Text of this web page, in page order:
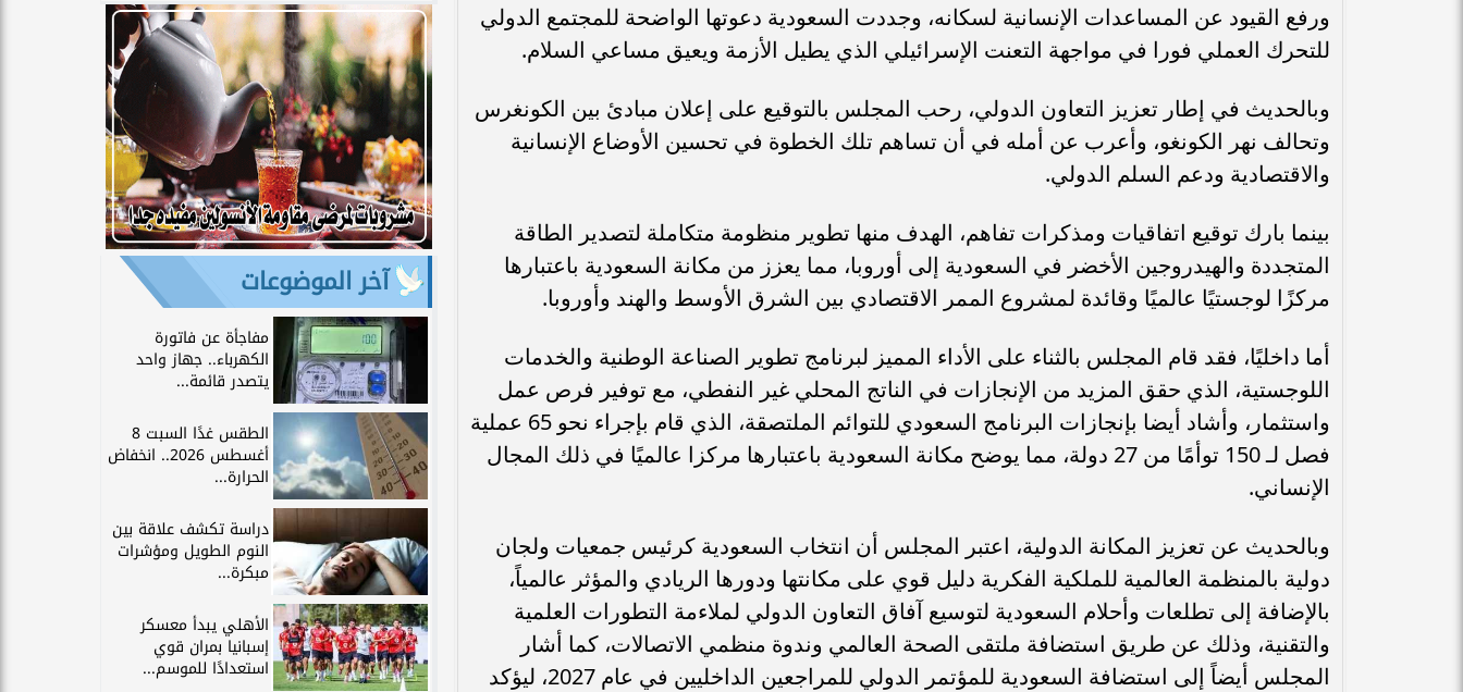
ورفع القيود عن المساعدات الإنسانية لسكانه، وجددت السعودية دعوتها الواضحة للمجتمع الدولي
للتحرك العملي فورا في مواجهة التعنت الإسرائيلي الذي يطيل الأزمة ويعيق مساعي السلام.
وبالحديث في إطار تعزيز التعاون الدولي، رحب المجلس بالتوقيع على إعلان مبادئ بين الكونغرس
وتحالف نهر الكونغو، وأعرب عن أمله في أن تساهم تلك الخطوة في تحسين الأوضاع الإنسانية
والاقتصادية ودعم السلم الدولي.
بينما بارك توقيع اتفاقيات ومذكرات تفاهم، الهدف منها تطوير منظومة متكاملة لتصدير الطاقة
المتجددة والهيدروجين الأخضر في السعودية إلى أوروبا، مما يعزز من مكانة السعودية باعتبارها
مركزًا لوجستيًا عالميًا وقائدة لمشروع الممر الاقتصادي بين الشرق الأوسط والهند وأوروبا.
أما داخليًا، فقد قام المجلس بالثناء على الأداء المميز لبرنامج تطوير الصناعة الوطنية والخدمات
اللوجستية، الذي حقق المزيد من الإنجازات في الناتج المحلي غير النفطي، مع توفير فرص عمل
واستثمار، وأشاد أيضا بإنجازات البرنامج السعودي للتوائم الملتصقة، الذي قام بإجراء نحو 65 عملية
فصل لـ 150 توأمًا من 27 دولة، مما يوضح مكانة السعودية باعتبارها مركزا عالميًا في ذلك المجال
الإنساني.
وبالحديث عن تعزيز المكانة الدولية، اعتبر المجلس أن انتخاب السعودية كرئيس جمعيات ولجان
دولية بالمنظمة العالمية للملكية الفكرية دليل قوي على مكانتها ودورها الريادي والمؤثر عالمياً،
بالإضافة إلى تطلعات وأحلام السعودية لتوسيع آفاق التعاون الدولي لملاءمة التطورات العلمية
والتقنية، وذلك عن طريق استضافة ملتقى الصحة العالمي وندوة منظمي الاتصالات، كما أشار
المجلس أيضاً إلى استضافة السعودية للمؤتمر الدولي للمراجعين الداخليين في عام 2027، ليؤكد
آخر الموضوعات
مفاجأة عن فاتورة
الكهرباء.. جهاز واحد
يتصدر قائمة...
الطقس غدًا السبت 8
أغسطس 2026.. انخفاض
الحرارة...
دراسة تكشف علاقة بين
النوم الطويل ومؤشرات
مبكرة...
الأهلي يبدأ معسكر
إسبانيا بمران قوي
استعدادًا للموسم...